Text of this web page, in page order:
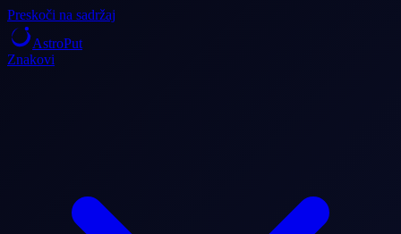
Preskoči na sadržaj
AstroPut
Znakovi